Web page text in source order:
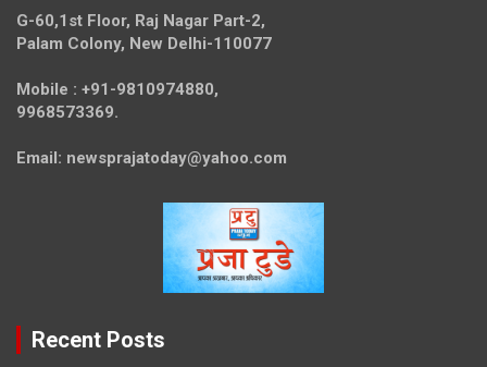
G-60,1st Floor, Raj Nagar Part-2,
Palam Colony, New Delhi-110077
Mobile : +91-9810974880,
9968573369.
Email: newsprajatoday@yahoo.com
Recent Posts